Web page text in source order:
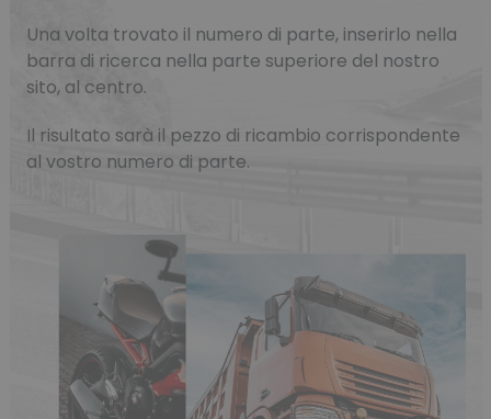
Una volta trovato il numero di parte, inserirlo nella
barra di ricerca nella parte superiore del nostro
sito, al centro.
Il risultato sarà il pezzo di ricambio corrispondente
al vostro numero di parte.